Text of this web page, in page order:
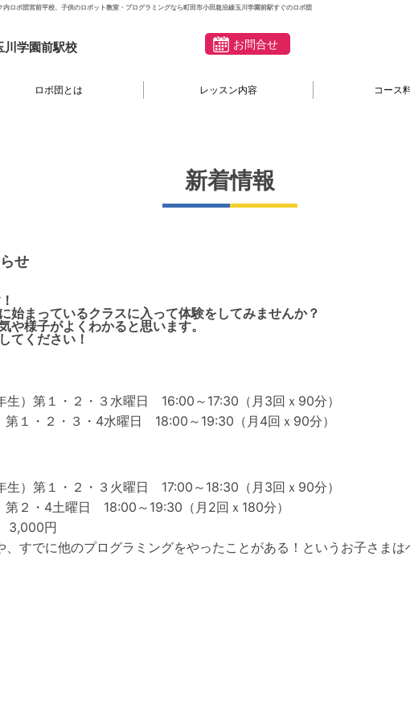
ロボ団宮前平校、子供のロボット教室・プログラミングなら町田市小田急沿線玉川学園前駅すぐのロボ団
川学園前駅校 お問合せ
ロボ団とは レッスン内容 コース
新着情報
せ
始まっているクラスに入って体験をしてみませんか？
様子がよくわかると思います。
てください！
生）第１・２・３水曜日 16:00～17:30（月3回ｘ90分）
第１・２・３・4水曜日 18:00～19:30（月4回ｘ90分）
生）第１・２・３火曜日 17:00～18:30（月3回ｘ90分）
第２・4土曜日 18:00～19:30（月2回ｘ180分）
3,000円
すでに他のプログラミングをやったことがある！というお子さまは